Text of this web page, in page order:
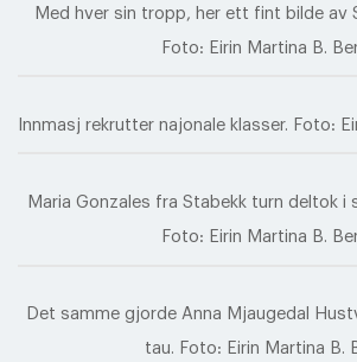
Med hver sin tropp, her ett fint bilde av
Foto: Eirin Martina B.
Innmasj rekrutter najonale klasser. Foto:
Maria Gonzales fra Stabekk turn deltok i
Foto: Eirin Martina B.
Det samme gjorde Anna Mjaugedal
tau. Foto: Eirin Martina B.